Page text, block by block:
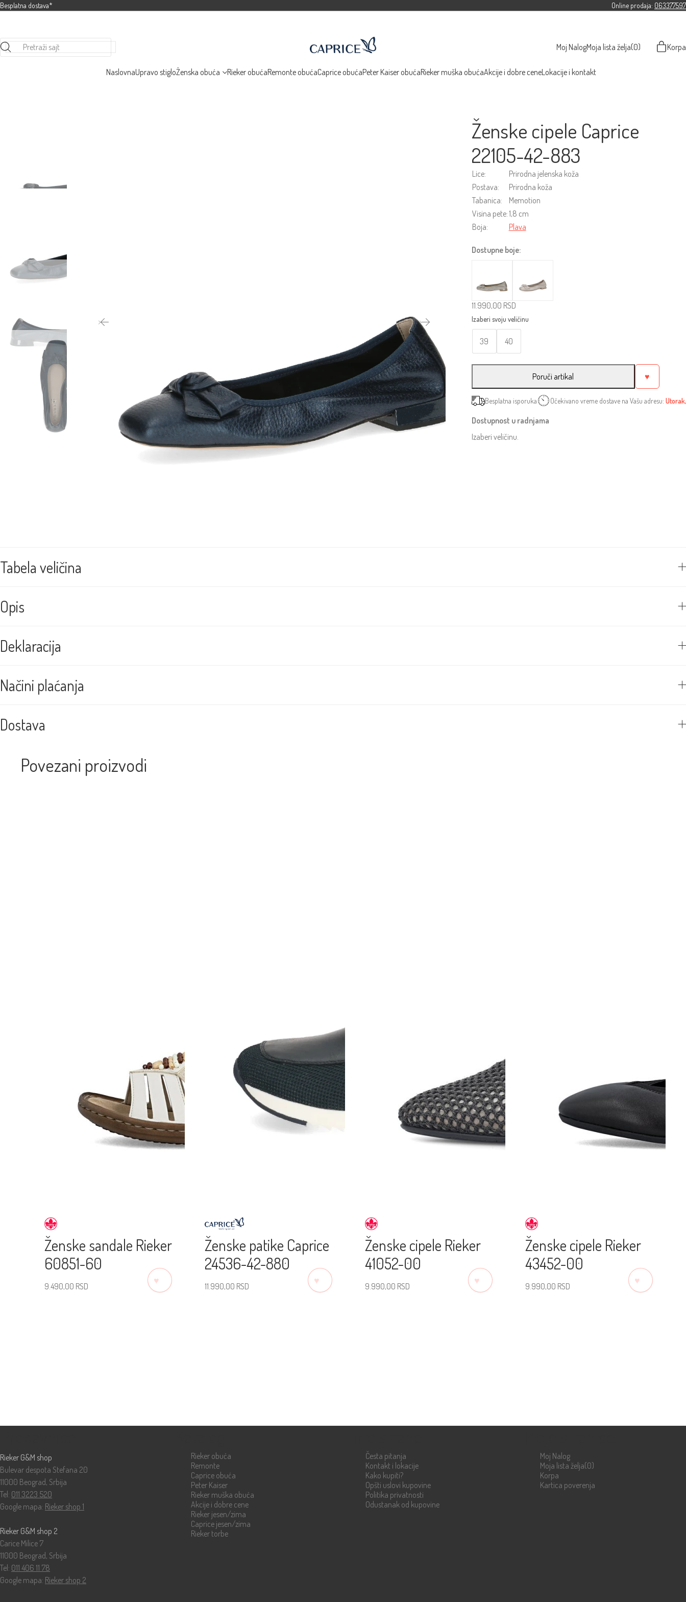
Besplatna dostava* Online prodaja: 063377597
Pretraži sajt Moj NalogMoja lista želja(0) Korpa
NaslovnaUpravo stigloŽenska obuća Rieker obućaRemonte obućaCaprice obućaPeter Kaiser obućaRieker muška obućaAkcije i dobre ceneLokacije i kontakt
Ženske cipele Caprice
22105-42-883
Lice:
Prirodna jelenska koža
Postava:
Prirodna koža
Tabanica:
Memotion
Visina pete:1,8 cm
Boja:
Plava
Dostupne boje:
11.990,00 RSD
39 40
Poruči artikal ♥
Besplatna isporuka Očekivano vreme dostave na Vašu adresu:
Dostupnost u radnjama
Izaberi veličinu.
Tabela veličina
Opis
Deklaracija
Načini plaćanja
Dostava
Povezani proizvodi
Ženske sandale Rieker
60851-60
9.490,00 RSD
Ženske patike Caprice
24536-42-880
11.990,00 RSD
Ženske cipele Rieker
41052-00
9.990,00 RSD
Ženske cipele Rieker
43452-00
9.990,00 RSD
Rieker G&M shop
Bulevar despota Stefana 20
11000 Beograd, Srbija
Tel: 011 3223 520
Google mapa: Rieker shop 1
Rieker G&M shop 2
Carice Milice 7
11000 Beograd, Srbija
Tel: 011 406 11 78
Google mapa: Rieker shop 2
Rieker obuća
Remonte
Caprice obuća
Peter Kaiser
Rieker muška obuća
Akcije i dobre cene
Rieker jesen/zima
Caprice jesen/zima
Rieker torbe
Česta pitanja
Kontakt i lokacije
Kako kupiti?
Opšti uslovi kupovine
Politika privatnosti
Odustanak od kupovine
Moj Nalog
Moja lista želja(0)
Korpa
Kartica poverenja